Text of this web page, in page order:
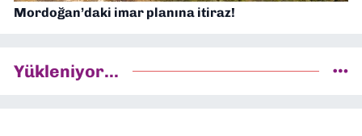
Mordoğan’daki imar planına itiraz!
Yükleniyor...